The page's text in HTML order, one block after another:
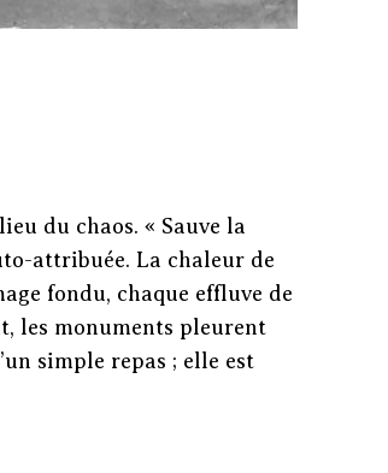
du chaos. « Sauve la
attribuée. La chaleur de
fondu, chaque effluve de
les monuments pleurent
simple repas ; elle est